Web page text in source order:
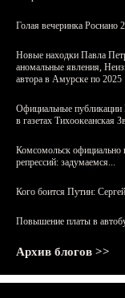
Голая вечеринка Роснано
Новые находки Павла
аномальные явления,
автора в Амурске по 2025
Официальные публикации
в газетах Тихоокеанская
Комсомольск официально
репрессий: задумаемся...
Кого боится Путин:
Повышение платы в
Архив блогов >>